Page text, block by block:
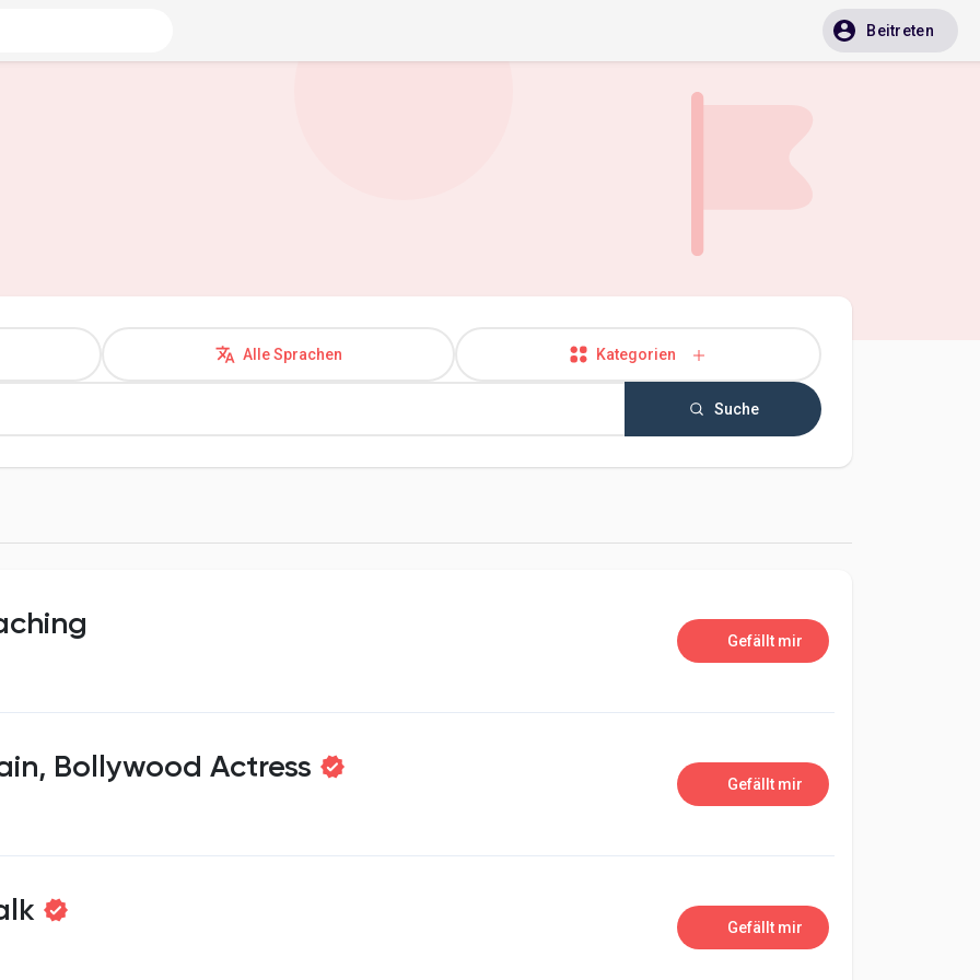
Beitreten
Alle Sprachen Kategorien
Suche
Gefällt mir
Bollywood Actress
Gefällt mir
Gefällt mir